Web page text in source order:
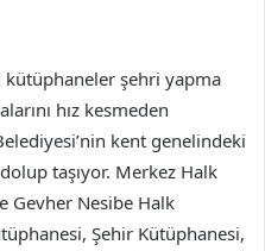
kütüphaneler şehri yapma
hız kesmeden
kent genelindeki
taşıyor. Merkez Halk
Gevher Nesibe Halk
Şehir Kütüphanesi,